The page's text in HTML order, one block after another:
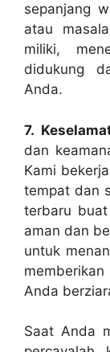
sepanjang
atau
miliki,
didukung
Anda.
7.
dan
Kami
tempat dan
terbaru
aman dan
untuk
Anda
Saat Anda